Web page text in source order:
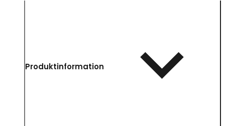
Produktinformation